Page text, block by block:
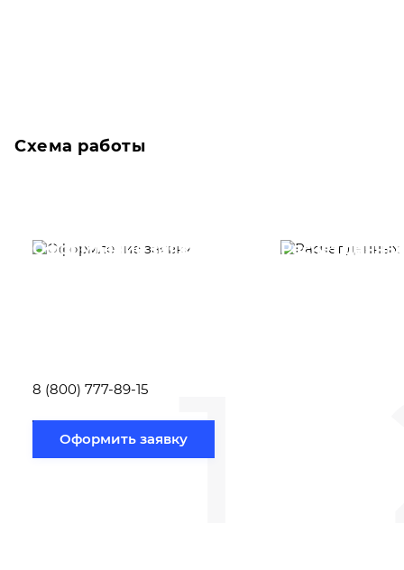
Схема работы
1
Оформление заявки
8 (800) 777-89-15
Оформить заявку
Расчет